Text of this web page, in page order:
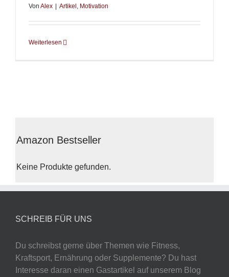
Von Alex Artikel , Motivation
Weiterlesen
Amazon Bestseller
Keine Produkte gefunden.
SCHREIB FÜR UNS
Du schreibst gerne über Themen wie Fitness,
Kraftsport, Ernährung oder Supplemente? Du hast
Interesse daran einen Gastartikel auf unserem Blog